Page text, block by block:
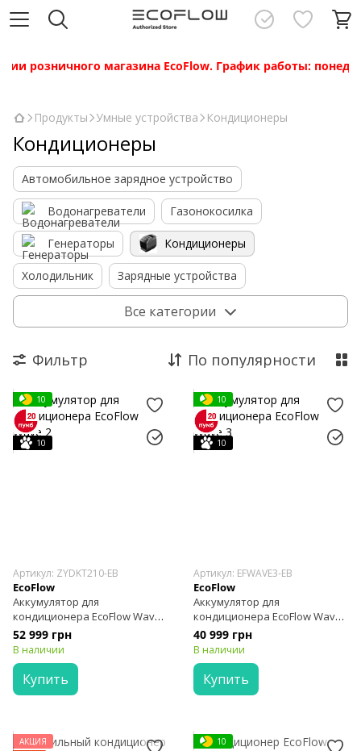
розничного магазина EcoFlow. График работы:
Продукты Умные устройства Кондиционеры
Кондиционеры
Автомобильное зарядное устройство
Водонагреватели Газонокосилка
Генераторы Кондиционеры
Холодильник Зарядные устройства
Умные розетки
Все категории
Фильтр По популярности
10
10
Артикул: ZYDKT210-EB
EcoFlow
Аккумулятор для
кондиционера EcoFlow Wave
2
52 999 грн
В наличии
Купить
10
10
Артикул: EFWAVE3-EB
EcoFlow
Аккумулятор для
кондиционера EcoFlow Wave
3
40 999 грн
В наличии
Купить
АКЦИЯ
10